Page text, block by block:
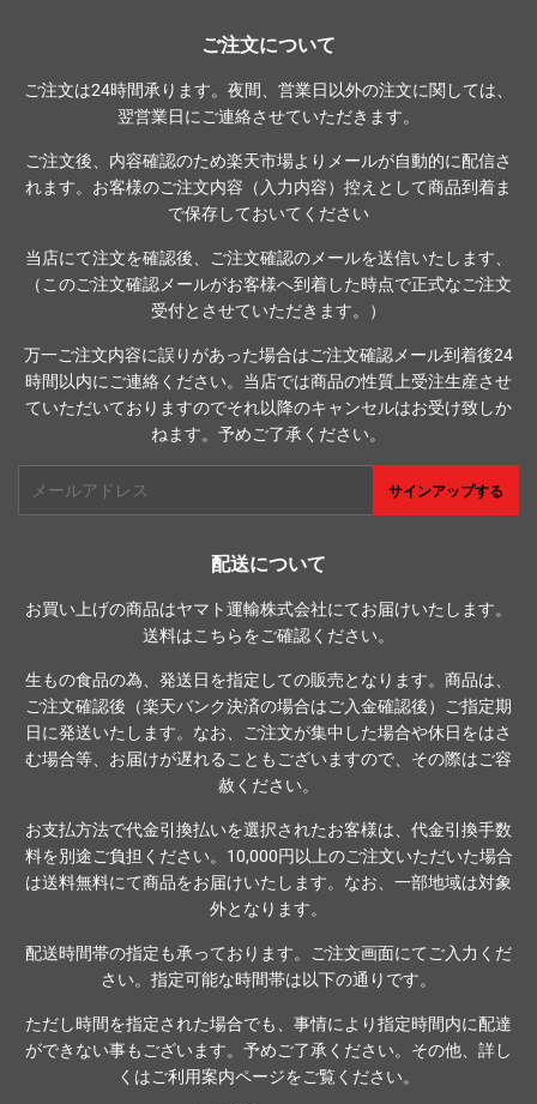
ご注文について
ご注文は24時間承ります。夜間、営業日以外の注文に関しては、
翌営業日にご連絡させていただきます。
ご注文後、内容確認のため楽天市場よりメールが自動的に配信さ
れます。お客様のご注文内容（入力内容）控えとして商品到着ま
で保存しておいてください
当店にて注文を確認後、ご注文確認のメールを送信いたします、
（このご注文確認メールがお客様へ到着した時点で正式なご注文
受付とさせていただきます。）
万一ご注文内容に誤りがあった場合はご注文確認メール到着後24
時間以内にご連絡ください。当店では商品の性質上受注生産させ
ていただいておりますのでそれ以降のキャンセルはお受け致しか
ねます。予めご了承ください。
レ
サインアップする
配送について
お買い上げの商品はヤマト運輸株式会社にてお届けいたします。
送料はこちらをご確認ください。
生もの食品の為、発送日を指定しての販売となります。商品は、
ご注文確認後（楽天バンク決済の場合はご入金確認後）ご指定期
日に発送いたします。なお、ご注文が集中した場合や休日をはさ
む場合等、お届けが遅れることもございますので、その際はご容
赦ください。
お支払方法で代金引換払いを選択されたお客様は、代金引換手数
料を別途ご負担ください。10,000円以上のご注文いただいた場合
は送料無料にて商品をお届けいたします。なお、一部地域は対象
外となります。
配送時間帯の指定も承っております。ご注文画面にてご入力くだ
さい。指定可能な時間帯は以下の通りです。
ただし時間を指定された場合でも、事情により指定時間内に配達
ができない事もございます。予めご了承ください。その他、詳し
くはご利用案内ページをご覧ください。